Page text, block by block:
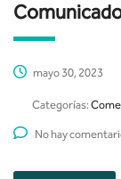
mayo 30, 2023
Categorías:
No hay